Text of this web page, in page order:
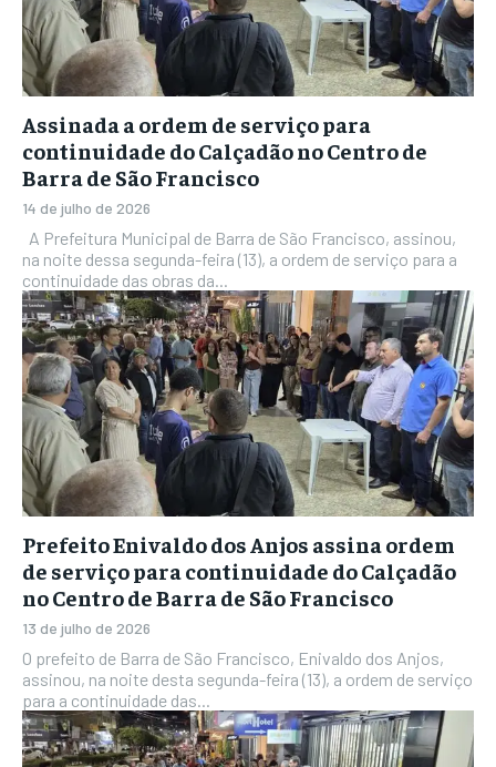
Assinada a ordem de serviço para
continuidade do Calçadão no Centro de
Barra de São Francisco
14 de julho de 2026
na noite dessa segunda-feira (13), a ordem de serviço para a
continuidade das obras da...
Prefeito Enivaldo dos Anjos assina ordem
de serviço para continuidade do Calçadão
no Centro de Barra de São Francisco
13 de julho de 2026
O prefeito de Barra de São Francisco, Enivaldo dos Anjos,
assinou, na noite desta segunda-feira (13), a ordem de serviço
para a continuidade das...